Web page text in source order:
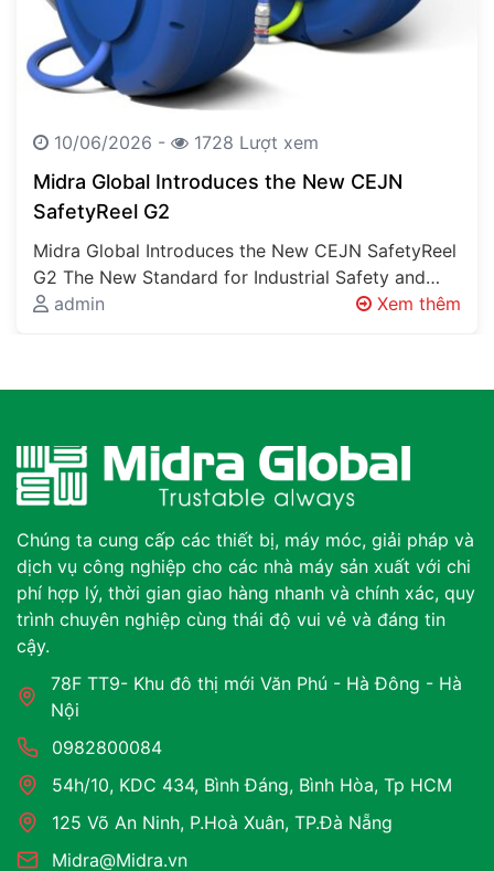
10/06/2026 - 1728 Lượt xem
Midra Global Introduces the New CEJN
SafetyReel G2
Midra Global Introduces the New CEJN SafetyReel
G2 The New Standard for Industrial Safety and
Workplace Organisation Every Factory Has…
admin Xem thêm
Chúng ta cung cấp các thiết bị, máy móc, giải pháp và
dịch vụ công nghiệp cho các nhà máy sản xuất với chi
phí hợp lý, thời gian giao hàng nhanh và chính xác, quy
trình chuyên nghiệp cùng thái độ vui vẻ và đáng tin
cậy.
78F TT9- Khu đô thị mới Văn Phú - Hà Đông - Hà
Nội
0982800084
54h/10, KDC 434, Bình Đáng, Bình Hòa, Tp HCM
125 Võ An Ninh, P.Hoà Xuân, TP.Đà Nẵng
Midra@Midra.vn